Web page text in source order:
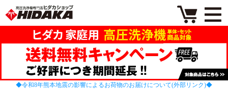
◆令和8年熊本地震の影響によるお荷物のお届けについて(外部リンク)◆